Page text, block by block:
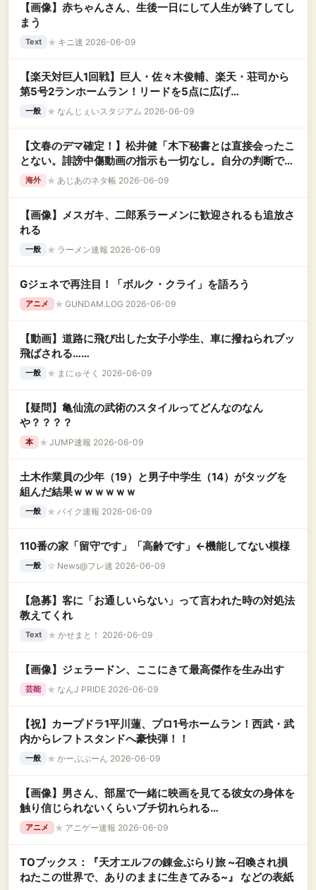
【画像】赤ちゃんさん、生後一日にして人生が終了してし
まう
Text ★ キニ速 2026-06-09
【楽天対巨人1回戦】巨人・佐々木俊輔、楽天・荘司から
第5号2ランホームラン！リードを5点に広げ
る！！！！！！！！！！！！！！！！！
一般 ★ なんじぇいスタジアム 2026-06-09
【文春のデマ確定！】松井健「木下秘書とは直接会ったこ
とない。誹謗中傷動画の指示も一切なし。自分の判断で作
った」
海外 ★ あじあのネタ帳 2026-06-09
【画像】メスガキ、二郎系ラーメンに歓迎されるも追放さ
れる
一般 ★ ラーメン速報 2026-06-09
Gジェネで再注目！「ボルク・クライ」を語ろう
アニメ ★ GUNDAM.LOG 2026-06-09
【動画】道路に飛び出した女子小学生、車に撥ねられブッ
飛ばされる……
一般 ★ まにゅそく 2026-06-09
【疑問】亀仙流の武術のスタイルってどんなのなん
や？？？？
本 ★ JUMP速報 2026-06-09
土木作業員の少年（19）と男子中学生（14）がタッグを
組んだ結果ｗｗｗｗｗｗ
一般 ★ バイク速報 2026-06-09
110番の家「留守です」「高齢です」←機能してない模様
一般 ☆ News@フレ速 2026-06-09
【急募】客に「お通しいらない」って言われた時の対処法
教えてくれ
Text ★ かせまと！ 2026-06-09
【画像】ジェラードン、ここにきて最高傑作を生み出す
芸能 ★ なんJ PRIDE 2026-06-09
【祝】カープドラ1平川蓮、プロ1号ホームラン！西武・武
内からレフトスタンドへ豪快弾！！
一般 ★ かーぷぶーん 2026-06-09
【画像】男さん、部屋で一緒に映画を見てる彼女の身体を
触り信じられないくらいブチ切れられる
wwwwwwwwww
アニメ ★ アニゲー速報 2026-06-09
TOブックス：『天才エルフの錬金ぶらり旅 ~召喚され損
ねたこの世界で、ありのままに生きてみる~』 などの表紙